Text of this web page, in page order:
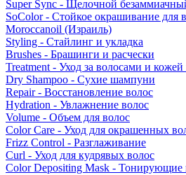
Super Sync - Щелочной
SoColor - Стойкое окрашивание для
Moroccanoil (Израиль)
Styling - Стайлинг и укладка
Brushes - Брашинги и расчески
Treatment - Уход за волосами и
Dry Shampoo - Сухие шампуни
Repair - Восстановление волос
Hydration - Увлажнение волос
Volume - Объем для волос
Color Care - Уход для окрашенных
Frizz Control - Разглаживание
Curl - Уход для кудрявых волос
Color Depositing Mask - Тонирующие